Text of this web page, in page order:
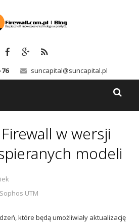
suncapital@suncapital.pl
w wersji
modeli
Sophos UTM
które będą umożliwiały aktualizację